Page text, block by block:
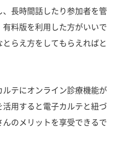
長時間話したり参加者を管
料版を利用した方がいいで
らえ方をしてもらえればと
テにオンライン診療機能が
用すると電子カルテと紐づ
のメリットを享受できるで